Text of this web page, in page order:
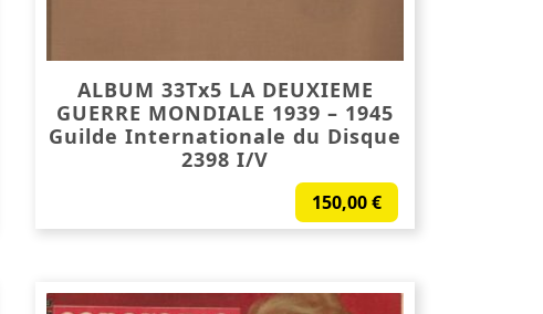
ALBUM 33Tx5 LA DEUXIEME
GUERRE MONDIALE 1939 – 1945
Guilde Internationale du Disque
2398 I/V
150,00€